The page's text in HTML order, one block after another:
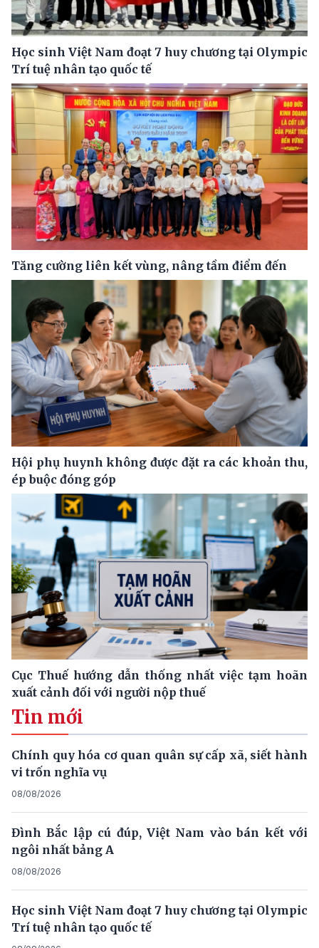
Học sinh Việt Nam đoạt 7 huy chương tại Olympic
Trí tuệ nhân tạo quốc tế
Tăng cường liên kết vùng, nâng tầm điểm đến
Hội phụ huynh không được đặt ra các khoản thu,
ép buộc đóng góp
Cục Thuế hướng dẫn thống nhất việc tạm hoãn
xuất cảnh đối với người nộp thuế
Tin mới
Chính quy hóa cơ quan quân sự cấp xã, siết hành
vi trốn nghĩa vụ
08/08/2026
Đình Bắc lập cú đúp, Việt Nam vào bán kết với
ngôi nhất bảng A
08/08/2026
Học sinh Việt Nam đoạt 7 huy chương tại Olympic
Trí tuệ nhân tạo quốc tế